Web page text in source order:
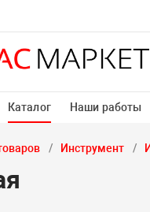
Каталог Наши работы
Инструмент